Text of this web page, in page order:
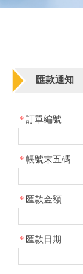
匯款通知
*訂單編號
*帳號末五碼
* 匯款金額
* 匯款日期